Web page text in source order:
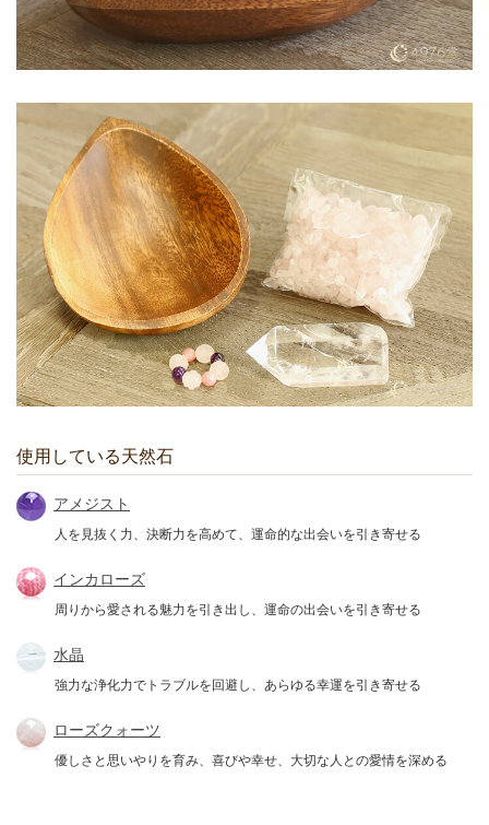
使用している天然石
アメジスト
人を見抜く力、決断力を高めて、運命的な出会いを引き寄せる
インカローズ
周りから愛される魅力を引き出し、運命の出会いを引き寄せる
水晶
強力な浄化力でトラブルを回避し、あらゆる幸運を引き寄せる
ローズクォーツ
優しさと思いやりを育み、喜びや幸せ、大切な人との愛情を深める